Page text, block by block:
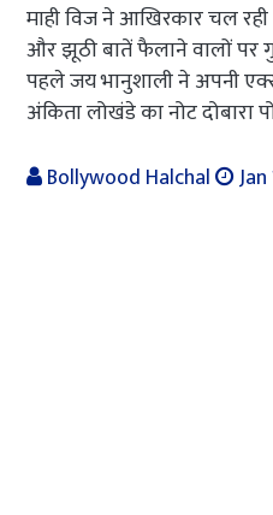
माही विज ने आखिरकार चल
और झूठी बातें फैलाने वालों पर
पहले जय भानुशाली ने अपनी
अंकिता लोखंडे का नोट दोबारा
Bollywood Halchal